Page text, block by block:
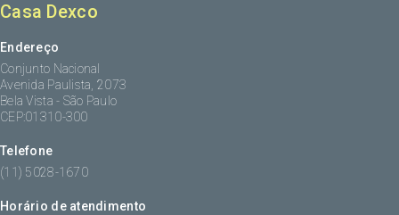
Casa Dexco
Endereço
Conjunto Nacional
Avenida Paulista, 2073
Bela Vista - São Paulo
CEP:01310-300
Telefone
(11) 5028-1670
Horário de atendimento